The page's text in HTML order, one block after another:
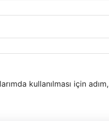
kullanılması için